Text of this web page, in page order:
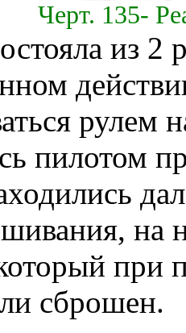
Черт. 135-
из
рулем
пилотом
при
сброшен.